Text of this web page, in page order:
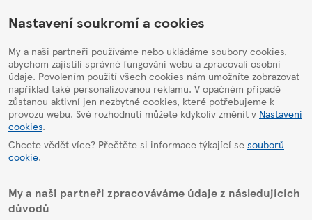
HelpPage
Nastavení soukromí a cookies
My a naši partneři používáme nebo ukládáme soubory cookies,
abychom zajistili správné fungování webu a zpracovali osobní
údaje. Povolením použití všech cookies nám umožníte zobrazovat
například také personalizovanou reklamu. V opačném případě
zůstanou aktivní jen nezbytné cookies, které potřebujeme k
provozu webu. Své rozhodnutí můžete kdykoliv změnit v Nastavení
cookies.
Chcete vědět více? Přečtěte si informace týkající se souborů
cookie.
My a naši partneři zpracováváme údaje z následujících
důvodů